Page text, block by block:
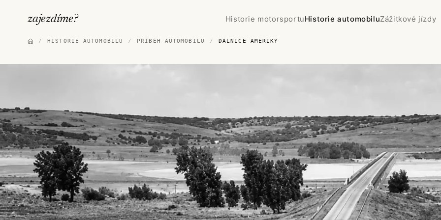
zajezdíme? Historie motorsportuHistorie automobiluZážitkové jízdy
/ HISTORIE AUTOMOBILU / PŘÍBĚH AUTOMOBILU / DÁLNICE AMERIKY